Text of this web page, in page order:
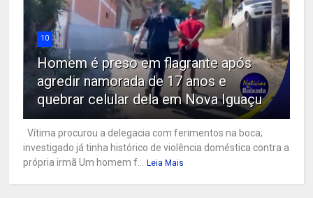
10
Homem é preso em flagrante após
agredir namorada de 17 anos e
quebrar celular dela em Nova Iguaçu
Vítima procurou a delegacia com ferimentos na boca;
investigado já tinha histórico de violência doméstica contra a
própria irmã Um homem f...
Leia Mais